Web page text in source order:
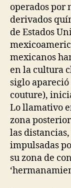
operados por
derivados
de Estados
mexicanos
en la cultura
siglo
couture),
Lo llamativo
zona
las
impulsadas
su zona de